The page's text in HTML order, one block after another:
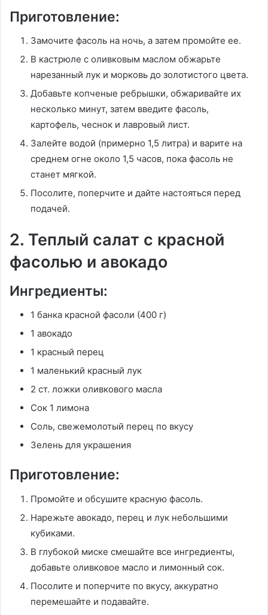
Приготовление:
Замочите фасоль на ночь, а затем промойте ее.
В кастрюле с оливковым маслом обжарьте
нарезанный лук и морковь до золотистого цвета.
Добавьте копченые ребрышки, обжаривайте их
несколько минут, затем введите фасоль,
картофель, чеснок и лавровый лист.
Залейте водой (примерно 1,5 литра) и варите на
среднем огне около 1,5 часов, пока фасоль не
станет мягкой.
Посолите, поперчите и дайте настояться перед
подачей.
2. Теплый салат с красной
фасолью и авокадо
Ингредиенты:
1 банка красной фасоли (400 г)
1 авокадо
1 красный перец
1 маленький красный лук
2 ст. ложки оливкового масла
Сок 1 лимона
Соль, свежемолотый перец по вкусу
Зелень для украшения
Приготовление:
Промойте и обсушите красную фасоль.
Нарежьте авокадо, перец и лук небольшими
кубиками.
В глубокой миске смешайте все ингредиенты,
добавьте оливковое масло и лимонный сок.
Посолите и поперчите по вкусу, аккуратно
перемешайте и подавайте.